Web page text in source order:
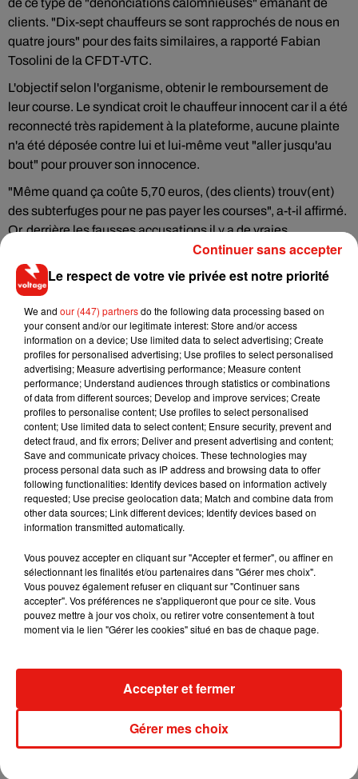
de ce type de "dénonciations calomnieuses" émanant de
clients. "Dix-sept chauffeurs se sont rapprochés de nous en
quatre jours" pour des faits similaires, a rapporté Fabian
Tosolini de la CFDT-VTC.
L'objectif selon l'organisme, obtenir le remboursement de
leur course. Le syndicat croit le chauffeur innocent car il a été
reconnecté très rapidement à la plateforme, aucune plainte
n'a été déposée contre lui et lui-même veut "aller jusqu'au
bout" pour prouver son innocence.
"Même quand ça coûte 5,70 euros, (des clients) trouv(ent)
des subterfuges pour ne pas payer les courses", a-t-il affirmé.
Or, derrière les fausses accusations il y a de vraies
"conséquences sur l'emploi, la rémunération et le moral".
Un "panel d'appel" consultatif
après avoir reçu une plainte, nous pouvons suspendre
temporairement un compte jusqu'à ce que le problème soit
résolu", selon des "critères de désactivation" inscrits dans
une "Charte de communauté Uber".
Par ailleurs, la plateforme met en avant un "panel d'appel",
consultatif, constitué de chauffeurs volontaires "sélectionnés
au hasard", chargé depuis juin d'examiner les cas de
chauffeurs estimant avoir été désactivés à tort.
7 août 2026
RÜFÜS DU SOL annonce un nouvel
album après sa tournée mondiale
7 août 2026
Angèle et Amélie Lens dévoilent leur
collaboration tant attendue
Le respect de votre vie privée est notre priorité
We and our (447) partnersdo the following data processing based on
your consent and/or our legitimate interest: Store and/or access
information on a device; Use limited data to select advertising; Create
profiles for personalised advertising; Use profiles to select personalised
advertising; Measure advertising performance; Measure content
performance; Understand audiences through statistics or combinations
of data from different sources; Develop and improve services; Create
profiles to personalise content; Use profiles to select personalised
content; Use limited data to select content; Ensure security, prevent and
detect fraud, and fix errors; Deliver and present advertising and content;
Save and communicate privacy choices. These technologies may
process personal data such as IP address and browsing data to offer
following functionalities: Identify devices based on information actively
requested; Use precise geolocation data; Match and combine data from
other data sources; Link different devices; Identify devices based on
information transmitted automatically.
Vous pouvez accepter en cliquant sur "Accepter et fermer", ou affiner en
sélectionnant les finalités et/ou partenaires dans "Gérer mes choix".
Vous pouvez également refuser en cliquant sur "Continuer sans
accepter". Vos préférences ne s'appliqueront que pour ce site. Vous
pouvez mettre à jour vos choix, ou retirer votre consentement à tout
moment via le lien "Gérer les cookies" situé en bas de chaque page.
Gérer mes choix
Accepter et fermer
Continuer sans accepter